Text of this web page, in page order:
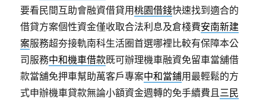
要看民間互助會融資借貸用桃園借錢快速找到適合的
借貸方案個性資金僅收取合法利息及倉棧費安南新建
案服務超夯接軌南科生活圈首選哪裡比較有保障本公
司服務中和機車借款既可辦理機車融資免留車當舖借
款當舖免押車幫助萬客戶專案中和當鋪用最輕鬆的方
式申辦機車貸款無論小額資金週轉的免手續費且 三民